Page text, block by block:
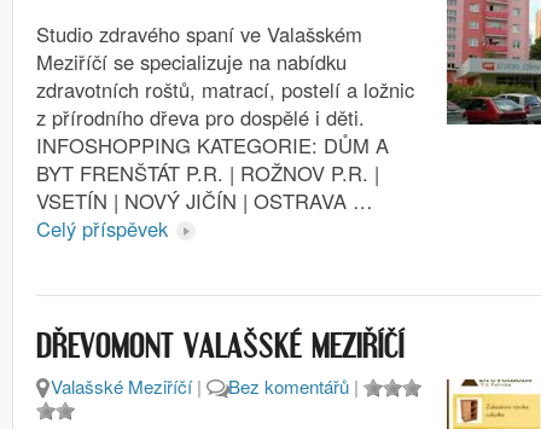
Studio zdravého spaní ve Valašském
Meziříčí se specializuje na nabídku
zdravotních roštů, matrací, postelí a ložnic
z přírodního dřeva pro dospělé i děti.
INFOSHOPPING KATEGORIE: DŮM A
BYT FRENŠTÁT P.R. | ROŽNOV P.R. |
VSETÍN | NOVÝ JIČÍN | OSTRAVA …
Celý příspěvek
DŘEVOMONT VALAŠSKÉ MEZIŘÍČÍ
Valašské Meziříčí| Bez komentářů |